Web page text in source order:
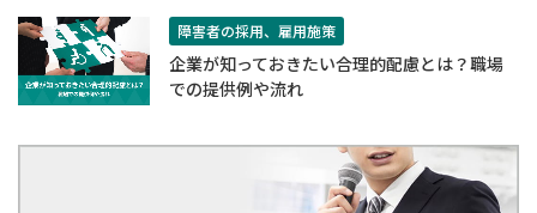
障害者の採用、雇用施策
企業が知っておきたい合理的配慮とは？職場
での提供例や流れ